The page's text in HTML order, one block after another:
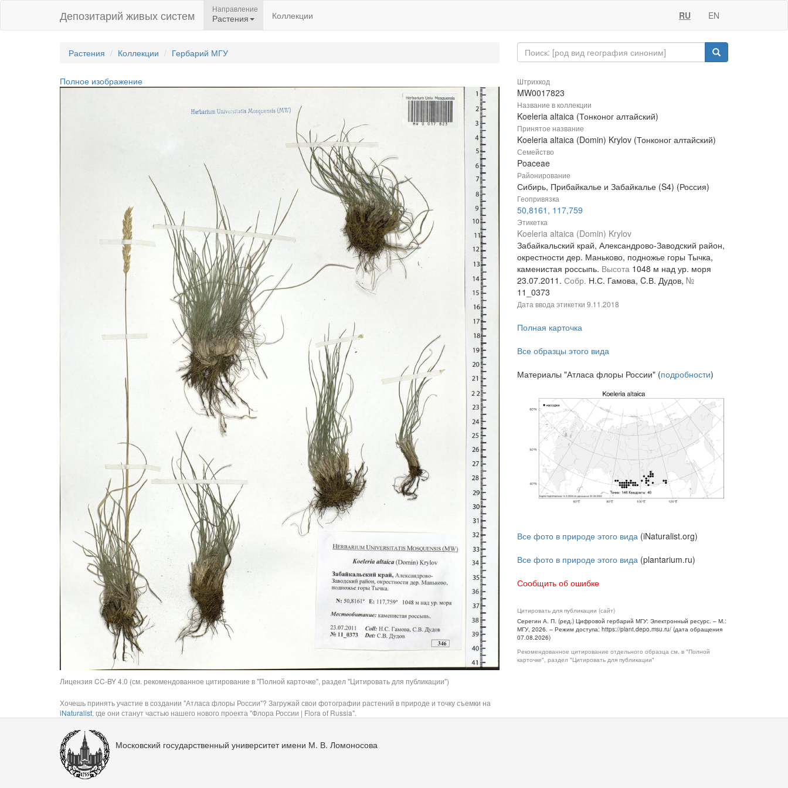
Депозитарий живых систем Направление
Растения Коллекции RU EN
Растения Коллекции Гербарий МГУ
Полное изображение
Лицензия CC-BY 4.0 (см. рекомендованное цитирование в "Полной карточке", раздел "Цитировать для публикации")
Хочешь принять участие в создании "Атласа флоры России"? Загружай свои фотографии растений в природе и точку съемки на
iNaturalist, где они станут частью нашего нового проекта "Флора России | Flora of Russia".
Штрихкод
MW0017823
Название в коллекции
Koeleria altaica (Тонконог алтайский)
Принятое название
Koeleria altaica (Domin) Krylov (Тонконог алтайский)
Семейство
Poaceae
Районирование
Сибирь, Прибайкалье и Забайкалье (S4) (Россия)
Геопривязка
50,8161, 117,759
Этикетка
Koeleria altaica (Domin) Krylov
Забайкальский край, Александрово-Заводский район,
окрестности дер. Маньково, подножье горы Тычка,
каменистая россыпь. Высота 1048 м над ур. моря
23.07.2011. Собр. Н.С. Гамова, C.В. Дудов, №
11_0373
Дата ввода этикетки 9.11.2018
Полная карточка
Все образцы этого вида
Материалы "Атласа флоры России" (подробности)
Все фото в природе этого вида (iNaturalist.org)
Все фото в природе этого вида (plantarium.ru)
Сообщить об ошибке
Цитировать для публикации (сайт)
Серегин А. П. (ред.) Цифровой гербарий МГУ: Электронный ресурс. – М.:
МГУ, 2026. – Режим доступа: https://plant.depo.msu.ru/ (дата обращения
07.08.2026)
Рекомендованное цитирование отдельного образца см. в "Полной
карточке", раздел "Цитировать для публикации"
Московский государственный университет имени М. В. Ломоносова